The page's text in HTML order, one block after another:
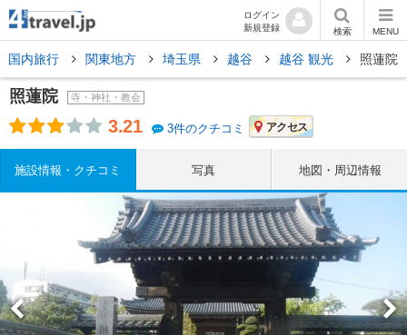
ログイン
新規登録
検索 MENU
国内旅行 関東地方 埼玉県 越谷 越谷 観光 照蓮院
照蓮院 寺・神社・教会
3.21 3件のクチコミ アクセス
施設情報・クチコミ 写真 地図・周辺情報